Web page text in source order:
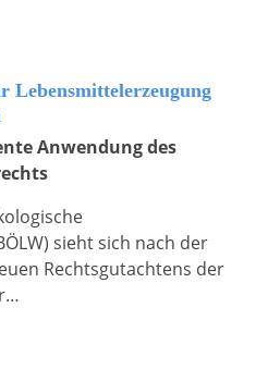
Lebensmittelerzeugung
Anwendung des
sieht sich nach der
Rechtsgutachtens der